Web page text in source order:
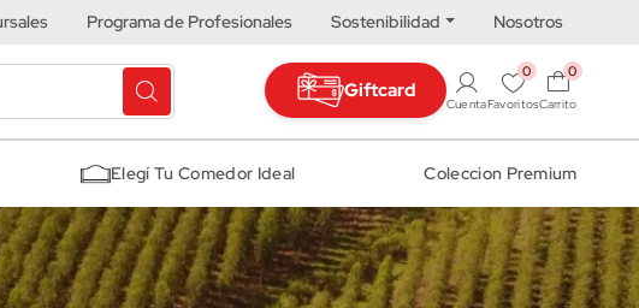
Programa de Profesionales Sostenibilidad Nosotros
Giftcard
Cuenta
0
Favoritos
0
Carrito
Elegí Tu Comedor Ideal Coleccion Premium